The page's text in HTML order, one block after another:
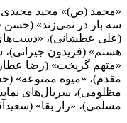
«محمد (ص)» مجید
سه بار در نمی‌زند»
(علی عطشانی)، «دست‌های
هستم» (فریدون جیرانی)،
مقدم)، «میوه ممنوعه»
مظلومی)، سریال‌های
مسلمی)، «راز بقا»